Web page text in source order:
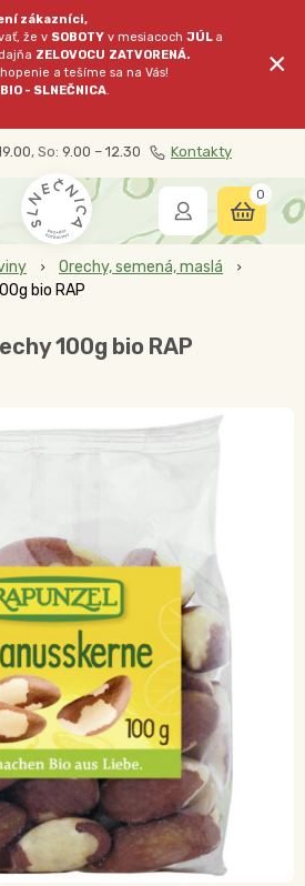
zákazníci,
že v SOBOTY v mesiacochJÚL a
ZELOVOCU ZATVORENÁ.
a tešíme sa na Vás!
BIO - SLNEČNICA.
×
, So: 9.00 – 12.30 Kontakty
0
Orechy, semená, maslá
bio RAP
100g bio RAP